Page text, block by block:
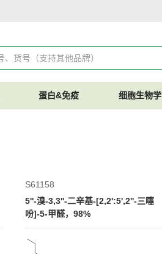
蛋白&免疫 细胞生物学
S61158
5''-溴-3,3''-二辛基-[2,2':5',2''-三噻
吩]-5-甲醛，98%